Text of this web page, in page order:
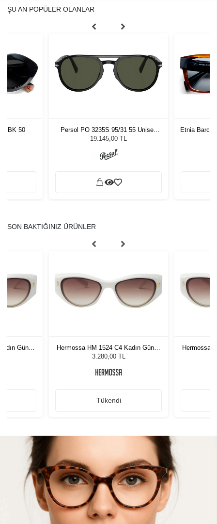
ŞU AN POPÜLER OLANLAR
BK 50
Persol PO 3235S 95/31 55 Unisex
Güneş Gözlüğü
19.145,00 TL
Etnia
SON BAKTIĞINIZ ÜRÜNLER
Güneş
Hermossa HM 1524 C4 Kadın Güneş
Gözlüğü
3.280,00 TL
Tükendi
Hermossa